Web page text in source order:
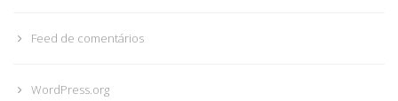
Feed de comentários
WordPress.org